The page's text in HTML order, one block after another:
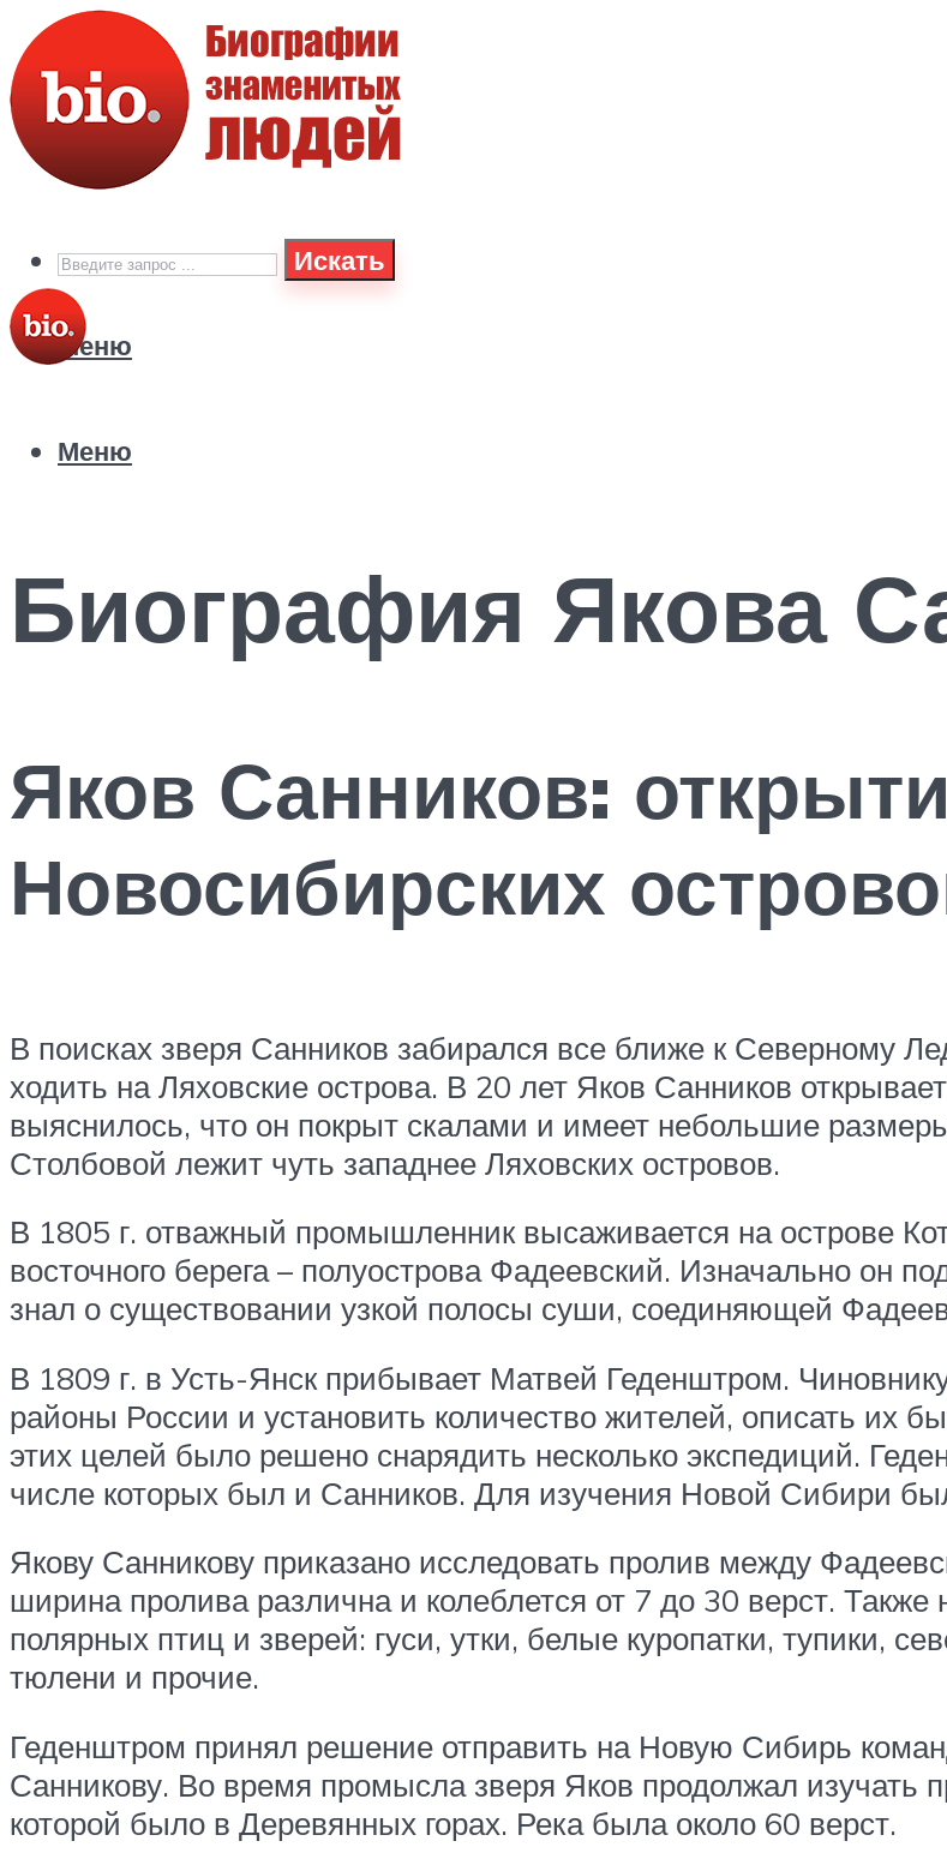
Искать
Меню
Меню
Биография Якова
Яков Санников:
Новосибирских
В поисках зверя Санников забирался все ближе к Северному
ходить на Ляховские острова. В 20 лет Яков Санников
выяснилось, что он покрыт скалами и имеет небольшие
Столбовой лежит чуть западнее Ляховских островов.
В 1805 г. отважный промышленник высаживается на острове
восточного берега – полуострова Фадеевский. Изначально он
знал о существовании узкой полосы суши, соединяющей
В 1809 г. в Усть-Янск прибывает Матвей Геденштром.
районы России и установить количество жителей, описать их
этих целей было решено снарядить несколько экспедиций.
числе которых был и Санников. Для изучения Новой Сибири
Якову Санникову приказано исследовать пролив между
ширина пролива различна и колеблется от 7 до 30 верст.
полярных птиц и зверей: гуси, утки, белые куропатки, тупики,
тюлени и прочие.
Геденштром принял решение отправить на Новую Сибирь
Санникову. Во время промысла зверя Яков продолжал изучать
которой было в Деревянных горах. Река была около 60 верст.